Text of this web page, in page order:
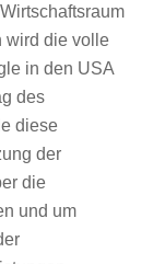
wird die volle
in den USA
des
diese
der
die
und um